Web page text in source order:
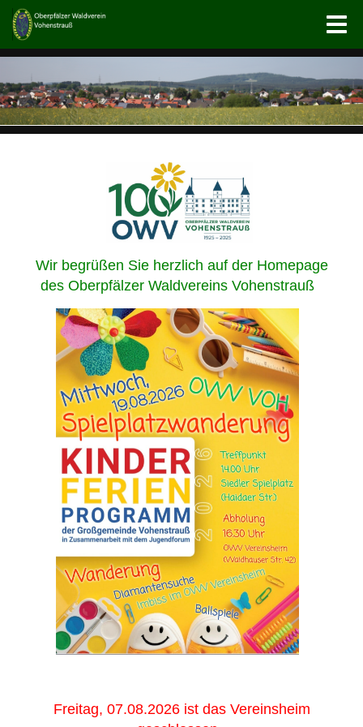
Wir begrüßen Sie herzlich auf der Homepage
des Oberpfälzer Waldvereins Vohenstrauß
Freitag, 07.08.2026 ist das Vereinsheim